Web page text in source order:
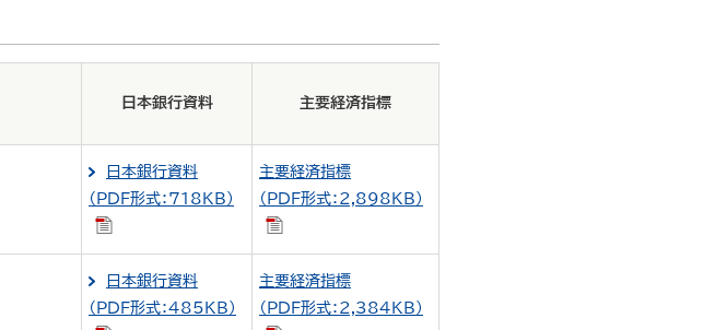
日本銀行資料 主要経済指標
日本銀行資料
（PDF形式：718KB）
主要経済指標
（PDF形式：2,898KB）
日本銀行資料
（PDF形式：485KB）
主要経済指標
（PDF形式：2,384KB）